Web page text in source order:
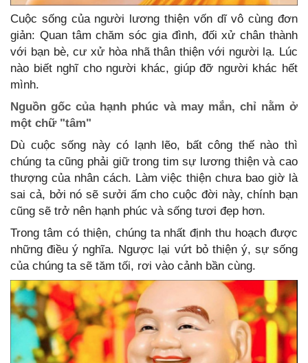
Cuộc sống của người lương thiện vốn dĩ vô cùng đơn
giản: Quan tâm chăm sóc gia đình, đối xử chân thành
với bạn bè, cư xử hòa nhã thân thiện với người lạ. Lúc
nào biết nghĩ cho người khác, giúp đỡ người khác hết
mình.
Nguồn gốc của hạnh phúc và may mắn, chỉ nằm ở
một chữ "tâm"
Dù cuộc sống này có lạnh lẽo, bất công thế nào thì
chúng ta cũng phải giữ trong tim sự lương thiện và cao
thượng của nhân cách. Làm việc thiện chưa bao giờ là
sai cả, bởi nó sẽ sưởi ấm cho cuộc đời này, chính bạn
cũng sẽ trở nên hạnh phúc và sống tươi đẹp hơn.
Trong tâm có thiện, chúng ta nhất định thu hoạch được
những điều ý nghĩa. Ngược lại vứt bỏ thiện ý, sự sống
của chúng ta sẽ tăm tối, rơi vào cảnh bần cùng.